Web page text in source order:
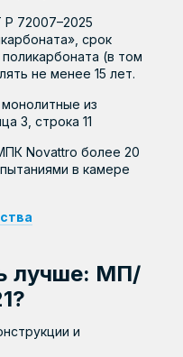
72007–2025
срок
(в том
не менее 15 лет.
из
3, строка 11
Novattro более 20
в камере
лучше: МП/
и